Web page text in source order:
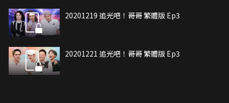
20201219 追光吧！哥哥 繁體版 Ep3
20201221 追光吧！哥哥 繁體版 Ep3